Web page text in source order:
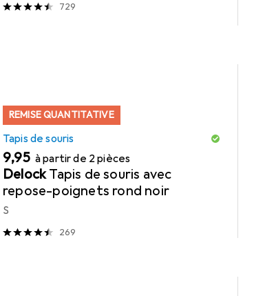
729
REMISE QUANTITATIVE
Tapis de souris
EUR
9,95 à partir de 2 pièces
DelockTapis de souris avec
repose-poignets rond noir
S
269